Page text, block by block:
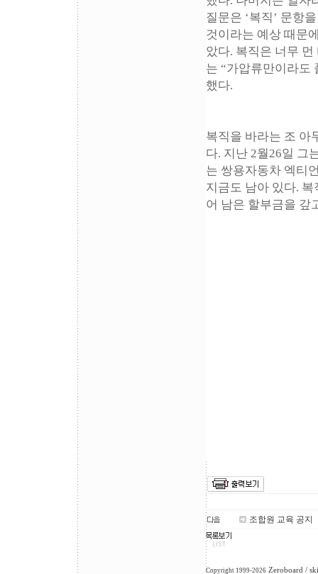
질문은 ‘복직’ 문항
것이라는 예상 때문
았다. 복직은 너무
는 “가압류만이라도
했다.
복직을 바라는 조 아
다. 지난 2월26일 그
는 쌍용자동차 엑티
지금도 남아 있다.
어 남은 할부금을 갚
조합원 교육 공지
Copyright 1999-2026 Zeroboard /